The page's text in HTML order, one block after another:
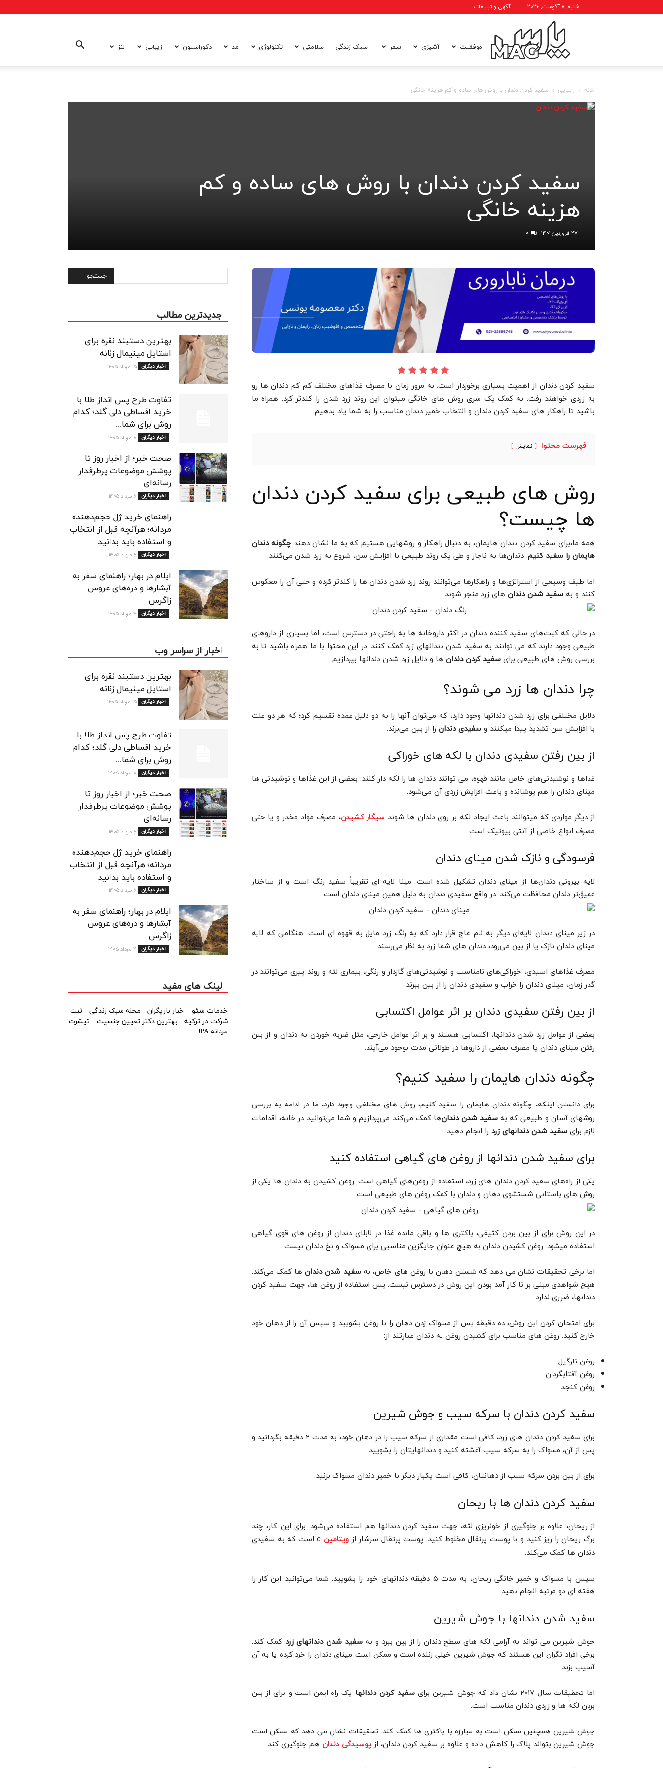
شنبه, ۸ آگوست, ۲۰۲۶ آگهی و تبلیغات
مگ
موفقیت آشپزی سفر سبک زندگی سلامتی تکنولوژی مد دکوراسیون زیبایی لنز
خانه زیبایی سفید کردن دندان با روش های ساده و کم هزینه خانگی
سفید کردن دندان با روش های ساده و کم
هزینه خانگی
۲۷ فروردین ۱۴۰۱ ۰
سفید کردن دندان از اهمیت بسیاری برخوردار است. به مرور زمان با مصرف غذاهای مختلف کم کم دندان ها رو
به زردی خواهند رفت. به کمک یک سری روش های خانگی میتوان این روند زرد شدن را کندتر کرد. همراه ما
باشید تا راهکار های سفید کردن دندان و انتخاب خمیر دندان مناسب را به شما یاد بدهیم.
فهرست محتوا نمایش
روش های طبیعی برای سفید کردن دندان
ها چیست؟
همه ما،برای سفید کردن دندان هایمان، به دنبال راهکار و روشهایی هستیم که به ما نشان دهند چگونه دندان
هایمان را سفید کنیم. دندان‌ها به ناچار و طی یک روند طبیعی با افزایش سن، شروع به زرد شدن می‌کنند.
اما طیف وسیعی از استراتژی‌ها و راهکارها می‌توانند روند زرد شدن دندان ها را کندتر کرده و حتی آن را معکوس
کنند و بهسفید شدن دندان های زرد منجر شوند.
در حالی که کیت‌های سفید کننده دندان در اکثر داروخانه ها به راحتی در دسترس است، اما بسیاری از داروهای
طبیعی وجود دارند که می توانند به سفید شدن دندانهای زرد کمک کنند. در این محتوا با ما همراه باشید تا به
بررسی روش های طبیعی برایسفید کردن دندان ها و دلایل زرد شدن دندانها بپردازیم.
چرا دندان ها زرد می‌ شوند؟
دلایل مختلفی برای زرد شدن دندانها وجود دارد، که می‌توان آنها را به دو دلیل عمده تقسیم کرد؛ که هر دو علت
با افزایش سن تشدید پیدا میکنند وسفیدی دندان را از بین می‌برند.
از بین رفتن سفیدی دندان با لکه های خوراکی
غذاها و نوشیدنی‌های خاص مانند قهوه، می توانند دندان ها را لکه دار کنند. بعضی از این غذاها و نوشیدنی ها
مینای دندان را هم پوشانده و باعث افزایش زردی آن می‌شود.
از دیگر مواردی که میتوانند باعث ایجاد لکه بر روی دندان ها شوند سیگار کشیدن، مصرف مواد مخدر و یا حتی
مصرف انواع خاصی از آنتی بیوتیک است.
فرسودگی و نازک شدن مینای دندان
لایه بیرونی دندان‌ها از مینای دندان تشکیل شده است. مینا لایه ای تقریباً سفید رنگ است و از ساختار
عمیق‌تر دندان محافظت می‌کند. در واقع سفیدی دندان به دلیل همین مینای دندان است.
در زیر مینای دندان لایه‌ای دیگر به نام عاج قرار دارد که به رنگ زرد مایل به قهوه ای است. هنگامی که لایه
مینای دندان نازک یا از بین می‌رود، دندان های شما زرد به نظر می‌رسند.
مصرف غذاهای اسیدی، خوراکی‌های نامناسب و نوشیدنی‌های گازدار و رنگی، بیماری لثه و روند پیری می‌توانند در
گذر زمان، مینای دندان را خراب و سفیدی دندان را از بین ببرند.
از بین رفتن سفیدی دندان بر اثر عوامل اکتسابی
بعضی از عوامل زرد شدن دندانها، اکتسابی هستند و بر اثر عوامل خارجی، مثل ضربه خوردن به دندان و از بین
رفتن مینای دندان یا مصرف بعضی از داروها در طولانی مدت بوجود می‌آیند.
چگونه دندان هایمان را سفید کنیم؟
برای دانستن اینکه، چگونه دندان هایمان را سفید کنیم، روش های مختلفی وجود دارد، ما در ادامه به بررسی
روشهای آسان و طبیعی که بهسفید شدن دندان‌ها کمک می‌کند می‌پردازیم و شما می‌توانید در خانه، اقدامات
لازم برایسفید شدن دندانهای زرد را انجام دهید.
برای سفید شدن دندانها از روغن های گیاهی استفاده کنید
یکی از راه‌های سفید کردن دندان های زرد، استفاده از روغن‌های گیاهی است. روغن کشیدن به دندان ها یکی از
روش های باستانی شستشوی دهان و دندان با کمک روغن های طبیعی است.
در این روش برای از بین بردن کثیفی، باکتری ها و باقی مانده غذا در لابلای دندان از روغن های قوی گیاهی
استفاده میشود. روغن کشیدن دندان به هیچ عنوان جایگزین مناسبی برای مسواک و نخ دندان نیست.
اما برخی تحقیقات نشان می دهد که شستن دهان با روغن های خاص، بهسفید شدن دندان ها کمک می‌کند.
هیچ شواهدی مبنی بر نا کار آمد بودن این روش در دسترس نیست. پس استفاده از روغن ها، جهت سفید کردن
دندانها، ضرری ندارد.
برای امتحان کردن این روش، ده دقیقه پس از مسواک زدن دهان را با روغن بشویید و سپس آن را از دهان خود
خارج کنید. روغن های مناسب برای کشیدن روغن به دندان عبارتند از:
روغن نارگیل
روغن آفتابگردان
روغن کنجد
سفید کردن دندان با سرکه سیب و جوش شیرین
برای سفید کردن دندان های زرد، کافی است مقداری از سرکه سیب را در دهان خود، به مدت ۲ دقیقه بگردانید و
پس از آن، مسواک را به سرکه سیب آغشته کنید و دندانهایتان را بشویید.
برای از بین بردن سرکه سیب از دهانتان، کافی است یکبار دیگر با خمیر دندان مسواک بزنید.
سفید کردن دندان ها با ریحان
از ریحان، علاوه بر جلوگیری از خونریزی لثه، جهت سفید کردن دندانها هم استفاده می‌شود. برای این کار، چند
برگ ریحان را ریز کنید و با پوست پرتقال مخلوط کنید. پوست پرتقال سرشار از ویتامین
c است که به سفیدی
دندان ها کمک می‌کند.
سپس با مسواک و خمیر خانگی ریحان، به مدت ۵ دقیقه دندانهای خود را بشویید. شما می‌توانید این کار را
هفته ای دو مرتبه انجام دهید.
سفید شدن دندانها با جوش شیرین
جوش شیرین می تواند به آرامی لکه های سطح دندان را از بین ببرد و بهسفید شدن دندانهای زرد کمک کند.
برخی افراد نگران این هستند که جوش شیرین خیلی زننده است و ممکن است مینای دندان را خرد کرده یا به آن
آسیب بزند.
اما تحقیقات سال ۲۰۱۷ نشان داد که جوش شیرین برای
سفید کردن دندانها یک راه ایمن است و برای از بین
بردن لکه ها و زردی دندان مناسب است.
جوش شیرین همچنین ممکن است به مبارزه با باکتری ها کمک کند. تحقیقات نشان می دهد که ممکن است
جوش شیرین بتواند پلاک را کاهش داده و علاوه بر سفید کردن دندان، از پوسیدگی دندان هم جلوگیری کند.
جدیدترین مطالب
بهترین دستبند نقره برای
استایل مینیمال زنانه
اخبار دیگران ۱۵ مرداد ۱۴۰۵
تفاوت طرح پس انداز طلا با
خرید اقساطی دلی گلد؛ کدام
روش برای شما...
اخبار دیگران ۸ مرداد ۱۴۰۵
صحت خبر؛ از اخبار روز تا
پوشش موضوعات پرطرفدار
رسانه‌ای
اخبار دیگران ۶ مرداد ۱۴۰۵
راهنمای خرید ژل حجم‌دهنده
مردانه؛ هرآنچه قبل از انتخاب
و استفاده باید بدانید
اخبار دیگران ۶ مرداد ۱۴۰۵
ایلام در بهار؛ راهنمای سفر به
آبشارها و دره‌های عروس
زاگرس
اخبار دیگران ۴ مرداد ۱۴۰۵
اخبار از سراسر وب
بهترین دستبند نقره برای
استایل مینیمال زنانه
اخبار دیگران ۱۵ مرداد ۱۴۰۵
تفاوت طرح پس انداز طلا با
خرید اقساطی دلی گلد؛ کدام
روش برای شما...
اخبار دیگران ۸ مرداد ۱۴۰۵
صحت خبر؛ از اخبار روز تا
پوشش موضوعات پرطرفدار
رسانه‌ای
اخبار دیگران ۶ مرداد ۱۴۰۵
راهنمای خرید ژل حجم‌دهنده
مردانه؛ هرآنچه قبل از انتخاب
و استفاده باید بدانید
اخبار دیگران ۶ مرداد ۱۴۰۵
ایلام در بهار؛ راهنمای سفر به
آبشارها و دره‌های عروس
زاگرس
اخبار دیگران ۴ مرداد ۱۴۰۵
لینک های مفید
خدمات سئو اخبار بازیگران مجله سبک زندگی
ثبت
شرکت در ترکیه
بهترین دکتر تعیین جنسیت
تیشرت
مردانه JPA